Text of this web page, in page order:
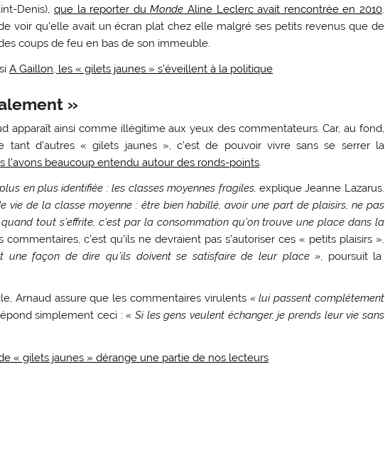
Denis),que la reporter duMonde Aline Leclerc avait rencontrée en 2010.
voir qu’elle avait un écran plat chez elle malgré ses petits revenus que de
coups de feu en bas de son immeuble.
A Gaillon, les « gilets jaunes » s’éveillent à la politique
»
apparaît ainsi comme illégitime aux yeux des commentateurs. Car, au fond,
d’autres « gilets jaunes », c’est de pouvoir vivre sans se serrer la
l’avons beaucoup entendu autour des ronds-points.
en plus identifiée : les classes moyennes fragiles, explique Jeanne Lazarus.
vie de la classe moyenne : être bien habillé, avoir une part de plaisirs, ne pas
tout s’effrite, c’est par la consommation qu’on trouve une place dans la
c’est qu’ils ne devraient pas s’autoriser ces « petits plaisirs ».
une façon de dire qu’ils doivent se satisfaire de leur place », poursuit la
Arnaud assure que les commentaires virulents « lui passent complètement
simplement ceci : « Si les gens veulent échanger, je prends leur vie sans
« gilets jaunes » dérange une partie de nos lecteurs